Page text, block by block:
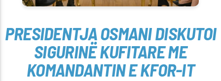
PRESIDENTJA OSMANI DISKUTOI
SIGURINË KUFITARE ME
KOMANDANTIN E KFOR-IT